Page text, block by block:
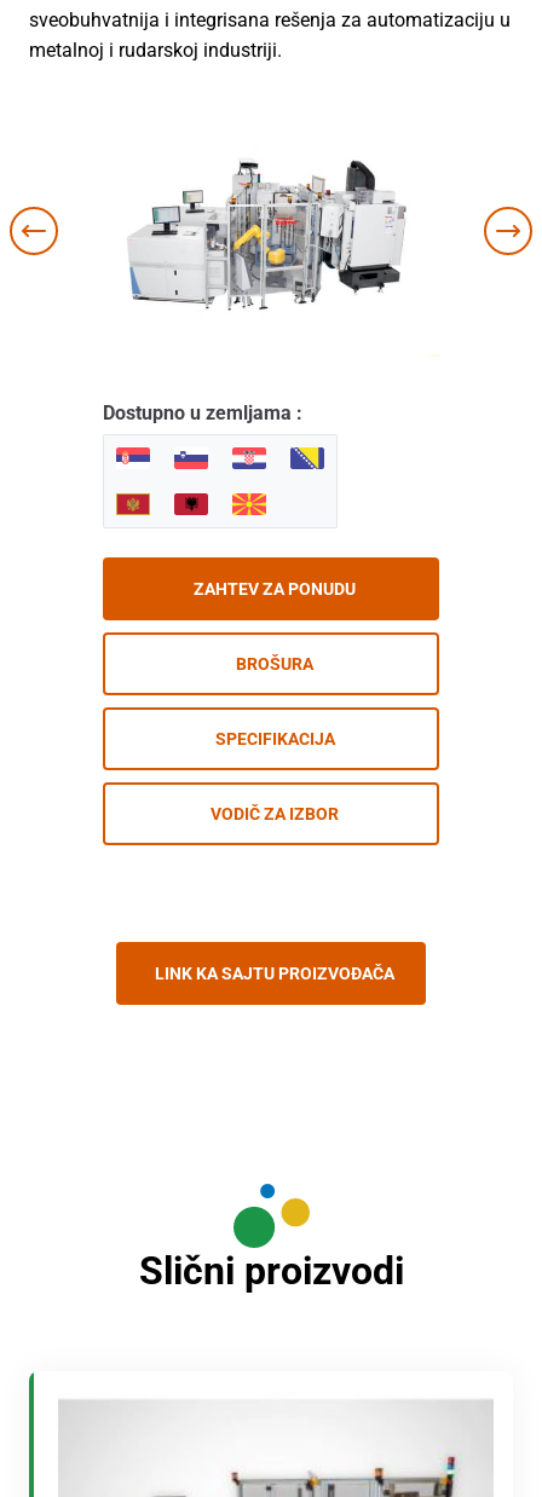
sveobuhvatnija i integrisana rešenja za automatizaciju u
metalnoj i rudarskoj industriji.
Dostupno u zemljama :
ZAHTEV ZA PONUDU
BROŠURA
SPECIFIKACIJA
VODIČ ZA IZBOR
LINK KA SAJTU PROIZVOĐAČA
Slični proizvodi